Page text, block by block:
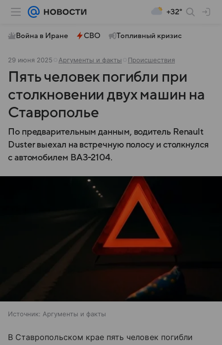
+32°
Война в Иране СВО Топливный кризис
29 июня 2025 Аргументы и факты Происшествия
Пять человек погибли при
столкновении двух машин на
Ставрополье
По предварительным данным, водитель Renault
Duster выехал на встречную полосу и столкнулся
с автомобилем ВАЗ-2104.
Источник: Аргументы и факты
В Ставропольском крае пять человек погибли